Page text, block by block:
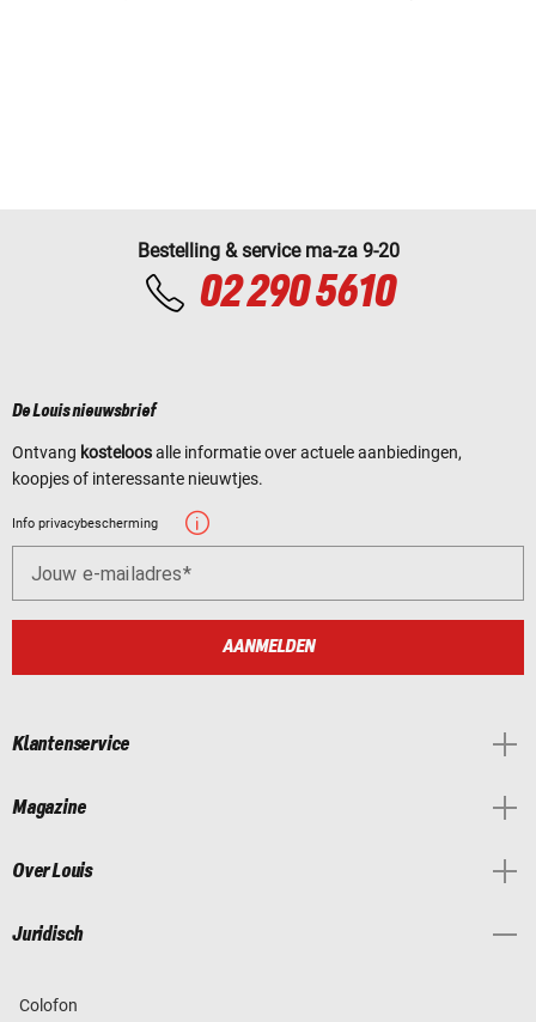
Bestelling & service ma-za 9-20
02 290 5610
De Louis nieuwsbrief
Ontvang kosteloosalle informatie over actuele aanbiedingen,
koopjes of interessante nieuwtjes.
Info privacybescherming
Jouw e-mailadres
AANMELDEN
Klantenservice
Magazine
Over Louis
Juridisch
Colofon